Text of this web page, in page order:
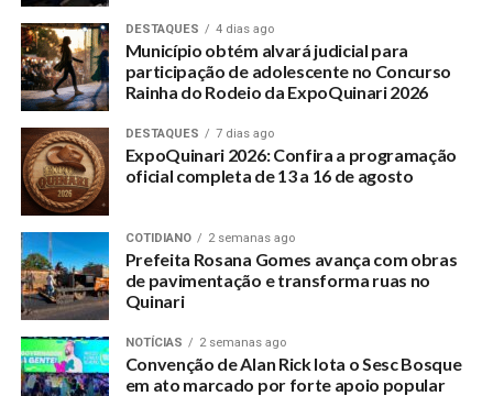
DESTAQUES 4 dias ago
Município obtém alvará judicial para
participação de adolescente no Concurso
Rainha do Rodeio da ExpoQuinari 2026
DESTAQUES 7 dias ago
ExpoQuinari 2026: Confira a programação
oficial completa de 13 a 16 de agosto
COTIDIANO 2 semanas ago
Prefeita Rosana Gomes avança com obras
de pavimentação e transforma ruas no
Quinari
NOTÍCIAS 2 semanas ago
Convenção de Alan Rick lota o Sesc Bosque
em ato marcado por forte apoio popular